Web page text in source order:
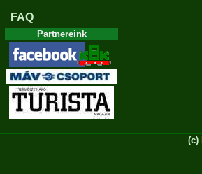
FAQ
Partnereink
(c)